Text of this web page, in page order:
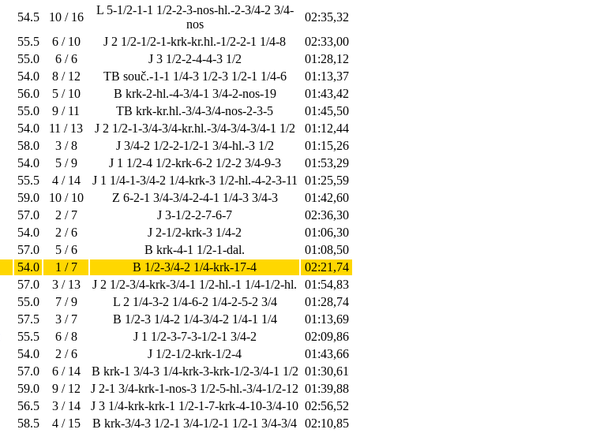
54.5 10 / 16
L 5-1/2-1-1 1/2-2-3-nos-hl.-2-3/4-2 3/4-
nos
02:35,32
55.5 6 / 10 J 2 1/2-1/2-1-krk-kr.hl.-1/2-2-1 1/4-8
02:33,00
55.0 6 / 6 J 3 1/2-2-4-4-3 1/2
01:28,12
54.0 8 / 12 TB souč.-1-1 1/4-3 1/2-3 1/2-1 1/4-6
01:13,37
56.0 5 / 10 B krk-2-hl.-4-3/4-1 3/4-2-nos-19
01:43,42
55.0 9 / 11 TB krk-kr.hl.-3/4-3/4-nos-2-3-5
01:45,50
54.0 11 / 13 J 2 1/2-1-3/4-3/4-kr.hl.-3/4-3/4-3/4-1 1/2
01:12,44
58.0 3 / 8 J 3/4-2 1/2-2-1/2-1 3/4-hl.-3 1/2
01:15,26
54.0 5 / 9 J 1 1/2-4 1/2-krk-6-2 1/2-2 3/4-9-3
01:53,29
55.5 4 / 14 J 1 1/4-1-3/4-2 1/4-krk-3 1/2-hl.-4-2-3-11
01:25,59
59.0 10 / 10 Z 6-2-1 3/4-3/4-2-4-1 1/4-3 3/4-3
01:42,60
57.0 2 / 7 J 3-1/2-2-7-6-7
02:36,30
54.0 2 / 6 J 2-1/2-krk-3 1/4-2
01:06,30
57.0 5 / 6 B krk-4-1 1/2-1-dal.
01:08,50
54.0 1 / 7 B 1/2-3/4-2 1/4-krk-17-4
02:21,74
57.0 3 / 13 J 2 1/2-3/4-krk-3/4-1 1/2-hl.-1 1/4-1/2-hl.
01:54,83
55.0 7 / 9 L 2 1/4-3-2 1/4-6-2 1/4-2-5-2 3/4
01:28,74
57.5 3 / 7 B 1/2-3 1/4-2 1/4-3/4-2 1/4-1 1/4
01:13,69
55.5 6 / 8 J 1 1/2-3-7-3-1/2-1 3/4-2
02:09,86
54.0 2 / 6 J 1/2-1/2-krk-1/2-4
01:43,66
57.0 6 / 14 B krk-1 3/4-3 1/4-krk-3-krk-1/2-3/4-1 1/2 01:30,61
59.0 9 / 12 J 2-1 3/4-krk-1-nos-3 1/2-5-hl.-3/4-1/2-12 01:39,88
56.5 3 / 14 J 3 1/4-krk-krk-1 1/2-1-7-krk-4-10-3/4-10 02:56,52
58.5 4 / 15 B krk-3/4-3 1/2-1 3/4-1/2-1 1/2-1 3/4-3/4 02:10,85